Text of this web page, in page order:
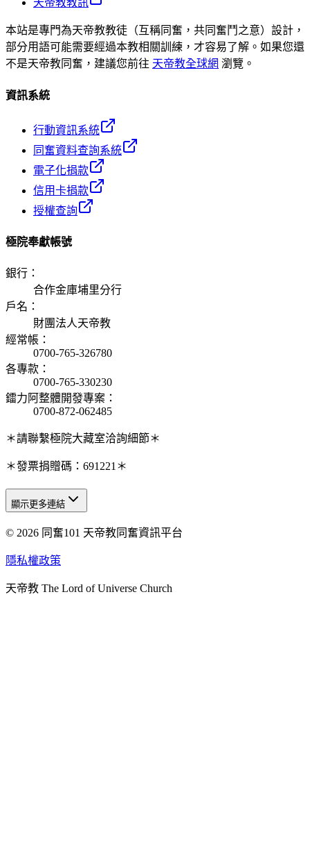
天帝教教訊
本站是專門為天帝教教徒（互稱同奮，共同奮鬥之意）設計，
部分用語可能需要經過本教相關訓練，才容易了解。如果您還
不是天帝教同奮，建議您前往 天帝教全球網 瀏覽。
資訊系統
行動資訊系統
同奮資料查詢系統
電子化捐款
信用卡捐款
授權查詢
極院奉獻帳號
銀行 ：
合作金庫埔里分行
戶名 ：
財團法人天帝教
經常帳 ：
0700-765-326780
各專款 ：
0700-765-330230
鐳力阿整體開發專案 ：
0700-872-062485
＊請聯繫極院大藏室洽詢細節＊
＊發票捐贈碼：691221＊
天人研究總院
天人研究學院
天人炁功院
顯示更多連結
© 2026 同奮101 天帝教同奮資訊平台
隱私權政策
天帝教 The Lord of Universe Church